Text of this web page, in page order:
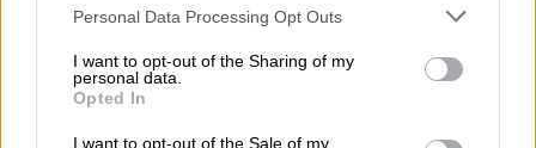
Please note that this website/app uses one or more Google
not limited to your visit or usage behaviour. You may click to
grant or deny consent to Google and its third-party tags to
use your data for below specified purposes in below Google
consent section.
Personal Data Processing Opt Outs
I want to opt-out of the Sharing of my
personal data.
Opted In
I want to opt-out of the Sale of my
της ζωής μου».
Κι άλλες καταγγελίες
Το BBC μίλησε επίσης ανεξάρτητα με δύο